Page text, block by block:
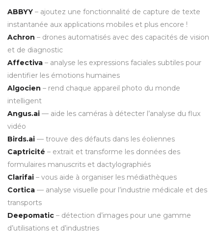
ABBYY – ajoutez une fonctionnalité de capture de texte
instantanée aux applications mobiles et plus encore !
Achron – drones automatisés avec des capacités de vision
et de diagnostic
Affectiva – analyse les expressions faciales subtiles pour
identifier les émotions humaines
Algocien – rend chaque appareil photo du monde
intelligent
Angus.ai — aide les caméras à détecter l’analyse du flux
vidéo
Birds.ai — trouve des défauts dans les éoliennes
Captricité – extrait et transforme les données des
formulaires manuscrits et dactylographiés
Clarifai – vous aide à organiser les médiathèques
Cortica — analyse visuelle pour l’industrie médicale et des
transports
Deepomatic – détection d’images pour une gamme
d’utilisations et d’industries